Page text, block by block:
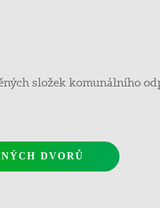
složek komunálního
DVORŮ